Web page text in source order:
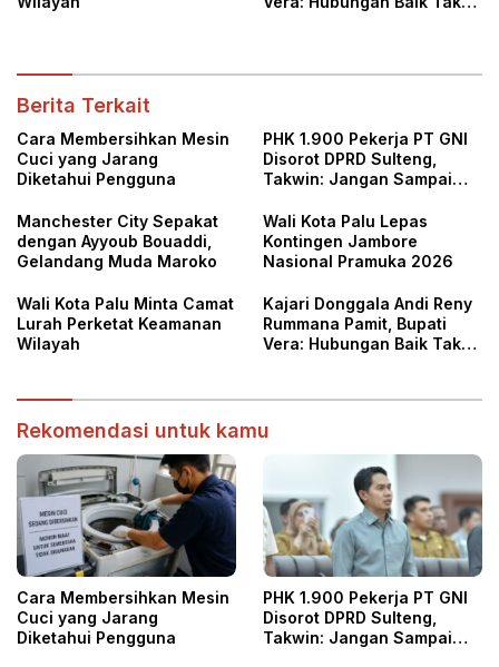
Berita Terkait
Cara Membersihkan Mesin
Cuci yang Jarang
Diketahui Pengguna
PHK 1.900 Pekerja PT GNI
Disorot DPRD Sulteng,
Takwin: Jangan Sampai
Manchester City Sepakat
dengan Ayyoub Bouaddi,
Gelandang Muda Maroko
Wali Kota Palu Lepas
Kontingen Jambore
Nasional Pramuka 2026
Wali Kota Palu Minta Camat
Lurah Perketat Keamanan
Wilayah
Kajari Donggala Andi Reny
Rummana Pamit, Bupati
Vera: Hubungan Baik Tak
Rekomendasi untuk kamu
Cara Membersihkan Mesin
Cuci yang Jarang
Diketahui Pengguna
PHK 1.900 Pekerja PT GNI
Disorot DPRD Sulteng,
Takwin: Jangan Sampai